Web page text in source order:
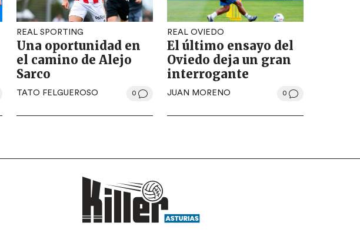
REAL SPORTING
Una oportunidad en
el camino de Alejo
Sarco
TATO FELGUEROSO 0
REAL OVIEDO
El último ensayo del
Oviedo deja un gran
interrogante
JUAN MORENO 0